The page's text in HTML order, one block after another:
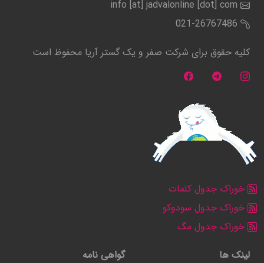
info [at] jadvalonline [dot] com
021-26767486
کلیه حقوق برای شرکت صفر و یک گستر آریا محفوظ است
خوراک جدول کلمات
خوراک جدول سودوکو
خوراک جدول مگ
لینک ها
گواهی نامه